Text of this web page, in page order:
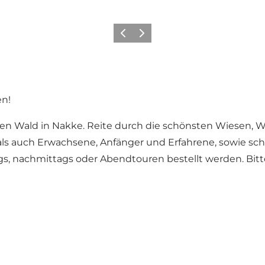
ZurückWeiter
Wald in Nakke. Reite durch die schönsten Wiesen,
auch Erwachsene, Anfänger und Erfahrene, sowie
nachmittags oder Abendtouren bestellt werden.